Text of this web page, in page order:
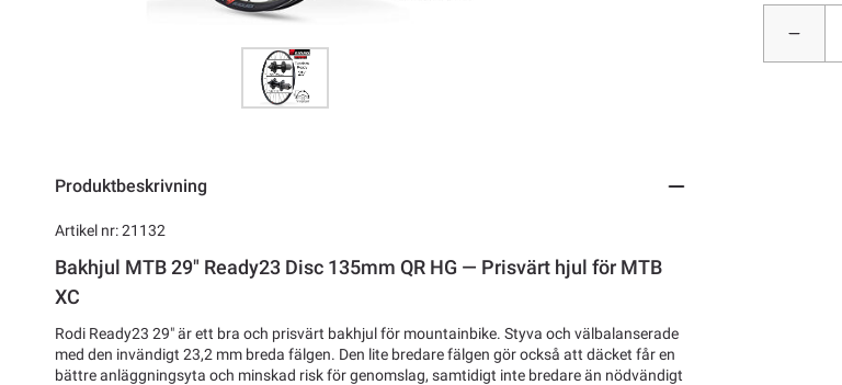
Produktbeskrivning
Artikel nr: 21132
Bakhjul MTB 29" Ready23 Disc 135mm QR HG — Prisvärt hjul för MTB
XC
Rodi Ready23 29" är ett bra och prisvärt bakhjul för mountainbike. Styva och välbalanserade
med den invändigt 23,2 mm breda fälgen. Den lite bredare fälgen gör också att däcket får en
bättre anläggningsyta och minskad risk för genomslag, samtidigt inte bredare än nödvändigt